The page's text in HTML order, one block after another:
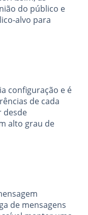
do público e
alvo para
configuração e é
de cada
desde
alto grau de
de mensagens